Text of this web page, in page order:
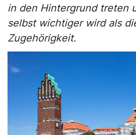
in den Hintergrund treten
selbst wichtiger wird als
Zugehörigkeit.